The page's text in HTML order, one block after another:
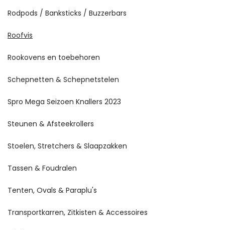
Rodpods / Banksticks / Buzzerbars
Roofvis
Rookovens en toebehoren
Schepnetten & Schepnetstelen
Spro Mega Seizoen Knallers 2023
Steunen & Afsteekrollers
Stoelen, Stretchers & Slaapzakken
Tassen & Foudralen
Tenten, Ovals & Paraplu's
Transportkarren, Zitkisten & Accessoires